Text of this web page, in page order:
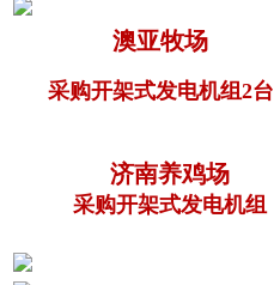
澳亚牧场
采购开架式发电机组2台
济南养鸡场
采购开架式发电机组